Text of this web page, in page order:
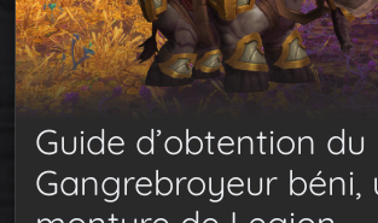
Guide d’obtention du
Gangrebroyeur béni,